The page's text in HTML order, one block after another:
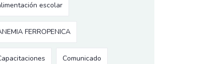
escolar
FERROPENICA
Comunicado